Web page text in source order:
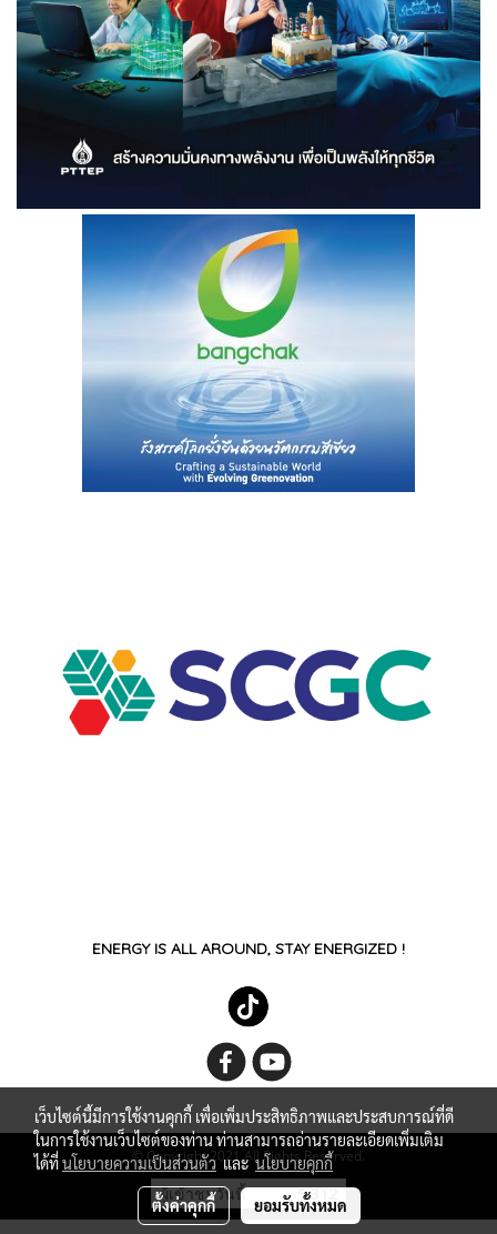
ENERGY IS ALL AROUND, STAY ENERGIZED !
© Copyright 2021 All Rights Reserved.
ผู้เข้าชมวันนี้ 5,312
เว็บไซต์นี้มีการใช้งานคุกกี้ เพื่อเพิ่มประสิทธิภาพและประสบการณ์ที่ดี
ในการใช้งานเว็บไซต์ของท่าน ท่านสามารถอ่านรายละเอียดเพิ่มเติม
ได้ที่นโยบายความเป็นส่วนตัวและนโยบายคุกกี้
ตั้งค่าคุกกี้ ยอมรับทั้งหมด